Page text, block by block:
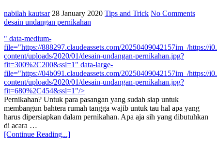
nabilah kautsar 28 January 2020 Tips and Trick No Comments
desain undangan pernikahan
" data-medium-
file="https://888297.claudeassets.com/20250409042157im_/https://
content/uploads/2020/01/desain-undangan-pernikahan.jpg?
fit=300%2C200&ssl=1" data-large-
file="https://04b091.claudeassets.com/20250409042157im_/https://
content/uploads/2020/01/desain-undangan-pernikahan.jpg?
fit=680%2C454&ssl=1"/>
Pernikahan? Untuk para pasangan yang sudah siap untuk
membangun bahtera rumah tangga wajib untuk tau hal apa yang
harus dipersiapkan dalam pernikahan. Apa aja sih yang dibutuhkan
di acara …
[Continue Reading...]